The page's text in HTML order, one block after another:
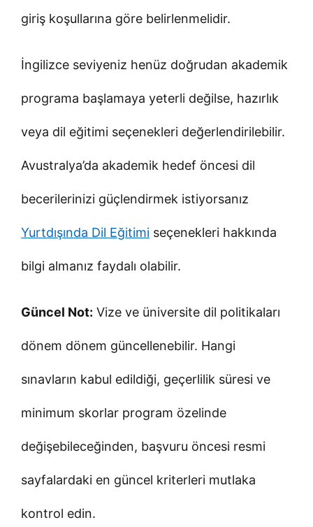
giriş koşullarına göre belirlenmelidir.
İngilizce seviyeniz henüz doğrudan akademik
programa başlamaya yeterli değilse, hazırlık
veya dil eğitimi seçenekleri değerlendirilebilir.
Avustralya’da akademik hedef öncesi dil
becerilerinizi güçlendirmek istiyorsanız
Yurtdışında Dil Eğitimi seçenekleri hakkında
bilgi almanız faydalı olabilir.
Güncel Not: Vize ve üniversite dil politikaları
dönem dönem güncellenebilir. Hangi
sınavların kabul edildiği, geçerlilik süresi ve
minimum skorlar program özelinde
değişebileceğinden, başvuru öncesi resmi
sayfalardaki en güncel kriterleri mutlaka
kontrol edin.